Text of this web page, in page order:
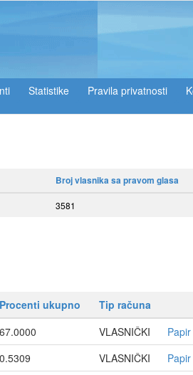
Statistike
Broj vlasnika sa pravom glasa
3581
Procenti ukupno
Tip računa
67.0000 VLASNIČKI Papir
0.5309 VLASNIČKI Papir